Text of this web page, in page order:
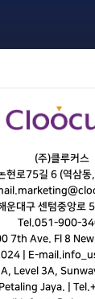
(주)클루커스
현로75길 6 (역삼동
운대구 센텀중앙로
Tel.051-900-
7th Ave. Fl 8
| E-mail.
Level 3A,
Jaya. |